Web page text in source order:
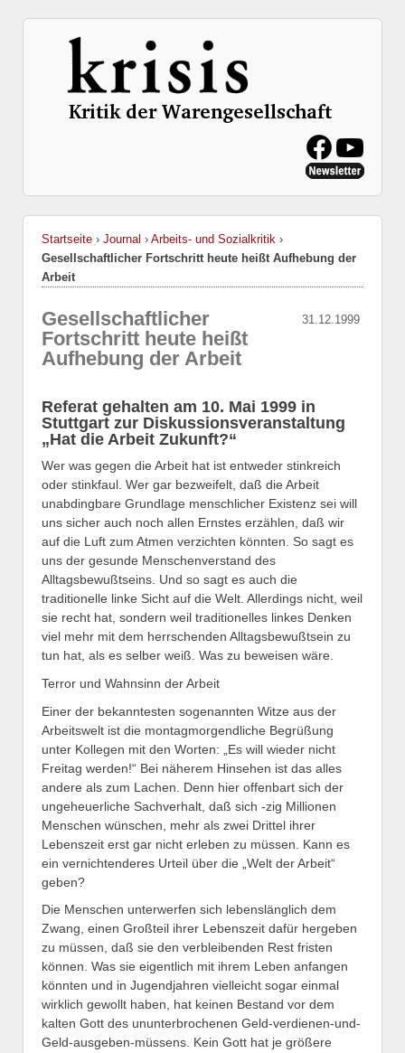
Startseite › Journal › Arbeits- und Sozialkritik ›
Gesellschaftlicher Fortschritt heute heißt Aufhebung der
Arbeit
31.12.1999
Gesellschaftlicher
Fortschritt heute heißt
Aufhebung der Arbeit
Referat gehalten am 10. Mai 1999 in
Stuttgart zur Diskussionsveranstaltung
„Hat die Arbeit Zukunft?“
Wer was gegen die Arbeit hat ist entweder stinkreich
oder stinkfaul. Wer gar bezweifelt, daß die Arbeit
unabdingbare Grundlage menschlicher Existenz sei will
uns sicher auch noch allen Ernstes erzählen, daß wir
auf die Luft zum Atmen verzichten könnten. So sagt es
uns der gesunde Menschenverstand des
Alltagsbewußtseins. Und so sagt es auch die
traditionelle linke Sicht auf die Welt. Allerdings nicht, weil
sie recht hat, sondern weil traditionelles linkes Denken
viel mehr mit dem herrschenden Alltagsbewußtsein zu
tun hat, als es selber weiß. Was zu beweisen wäre.
Terror und Wahnsinn der Arbeit
Einer der bekanntesten sogenannten Witze aus der
Arbeitswelt ist die montagmorgendliche Begrüßung
unter Kollegen mit den Worten: „Es will wieder nicht
Freitag werden!“ Bei näherem Hinsehen ist das alles
andere als zum Lachen. Denn hier offenbart sich der
ungeheuerliche Sachverhalt, daß sich -zig Millionen
Menschen wünschen, mehr als zwei Drittel ihrer
Lebenszeit erst gar nicht erleben zu müssen. Kann es
ein vernichtenderes Urteil über die „Welt der Arbeit“
geben?
Die Menschen unterwerfen sich lebenslänglich dem
Zwang, einen Großteil ihrer Lebenszeit dafür hergeben
zu müssen, daß sie den verbleibenden Rest fristen
können. Was sie eigentlich mit ihrem Leben anfangen
könnten und in Jugendjahren vielleicht sogar einmal
wirklich gewollt haben, hat keinen Bestand vor dem
kalten Gott des ununterbrochenen Geld-verdienen-und-
Geld-ausgeben-müssens. Kein Gott hat je größere